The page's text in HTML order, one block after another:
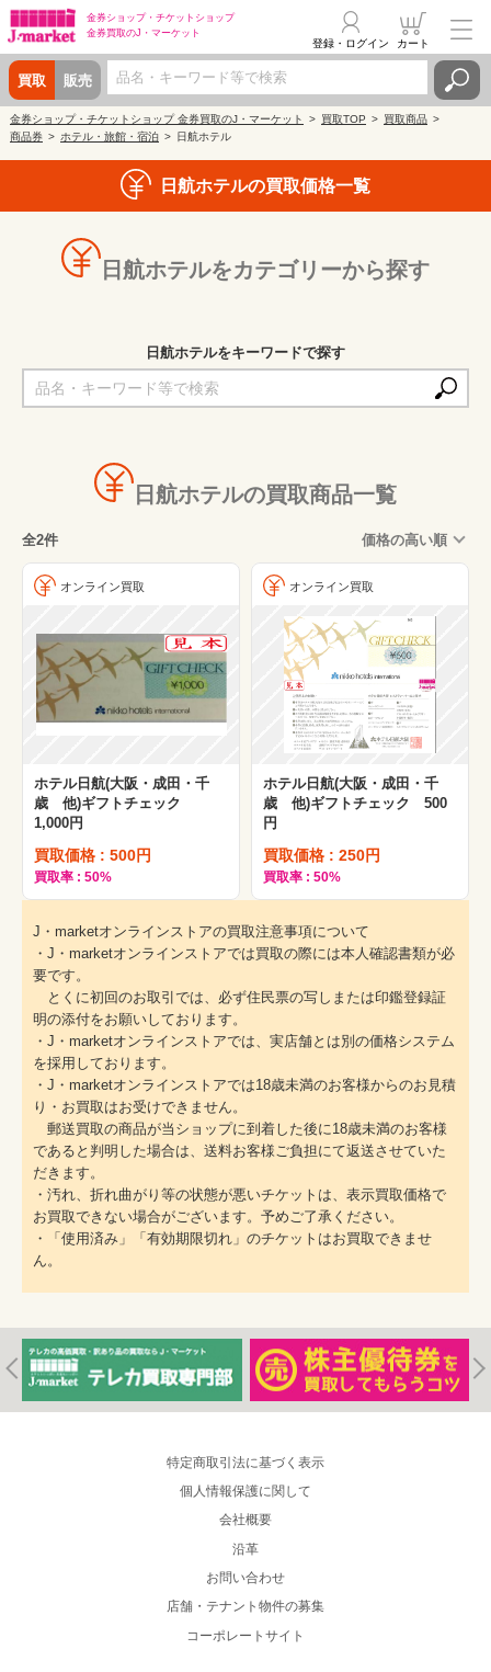
金券ショップ・ チケットショップ
金券買取のJ・マーケット
買取 販売
登録・ログイン カート
金券ショップ・チケットショップ 金券買取のJ・マーケット 買取TOP
買取商品
商品券
ホテル・旅館・宿泊 日航ホテル
日航ホテルの買取価格一覧
日航ホテルをカテゴリーから探す
日航ホテルをキーワードで探す
日航ホテルの買取商品一覧
全2件 価格の高い順
オンライン買取
ホテル日航(大阪・成田・千
歳 他)ギフトチェック
1,000円
買取価格 : 500円
買取率 : 50%
オンライン買取
ホテル日航(大阪・成田・千
歳 他)ギフトチェック 500
円
買取価格 : 250円
買取率 : 50%
J・marketオンラインストアの買取注意事項について
・J・marketオンラインストアでは買取の際には本人確認書類が必
要です。
とくに初回のお取引では、必ず住民票の写しまたは印鑑登録証
明の添付をお願いしております。
・J・marketオンラインストアでは、実店舗とは別の価格システム
を採用しております。
・J・marketオンラインストアでは18歳未満のお客様からのお見積
り・お買取はお受けできません。
郵送買取の商品が当ショップに到着した後に18歳未満のお客様
であると判明した場合は、送料お客様ご負担にて返送させていた
だきます。
・汚れ、折れ曲がり等の状態が悪いチケットは、表示買取価格で
お買取できない場合がございます。予めご了承ください。
・「使用済み」「有効期限切れ」のチケットはお買取できませ
ん。
特定商取引法に基づく表示
個人情報保護に関して
会社概要
沿革
お問い合わせ
店舗・テナント物件の募集
コーポレートサイト